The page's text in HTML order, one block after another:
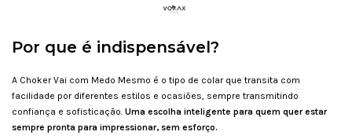
Por que é indispensável?
A Choker Vai com Medo Mesmo é o tipo de colar que transita com
facilidade por diferentes estilos e ocasiões, sempre transmitindo
confiança e sofisticação. Uma escolha inteligente para quem quer estar
sempre pronta para impressionar, sem esforço.